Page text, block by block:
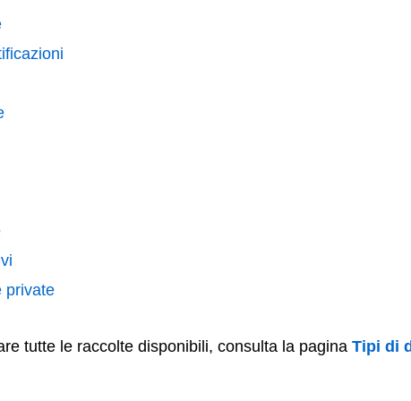
private
tutte le raccolte disponibili, consulta la pagina Tipi di